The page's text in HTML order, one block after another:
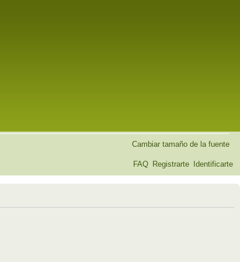
Cambiar tamaño de la fuente
FAQ Registrarte Identificarte